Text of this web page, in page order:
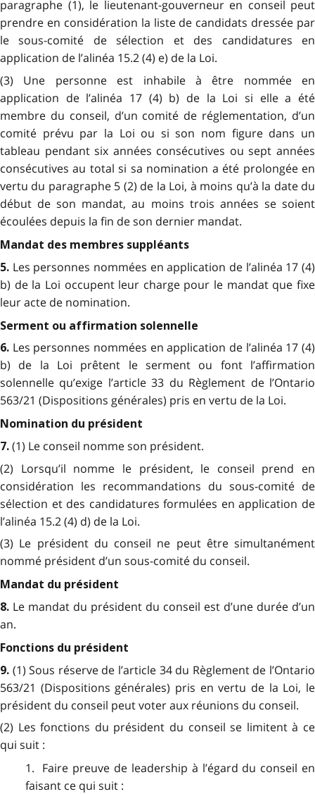
paragraphe (1), le lieutenant-gouverneur en conseil peut
prendre en considération la liste de candidats dressée par
le sous-comité de sélection et des candidatures en
application de l’alinéa 15.2 (4) e) de la Loi.
(3) Une personne est inhabile à être nommée en
application de l’alinéa 17 (4) b) de la Loi si elle a été
membre du conseil, d’un comité de réglementation, d’un
comité prévu par la Loi ou si son nom figure dans un
tableau pendant six années consécutives ou sept années
consécutives au total si sa nomination a été prolongée en
vertu du paragraphe 5 (2) de la Loi, à moins qu’à la date du
début de son mandat, au moins trois années se soient
écoulées depuis la fin de son dernier mandat.
Mandat des membres suppléants
5. Les personnes nommées en application de l’alinéa 17 (4)
b) de la Loi occupent leur charge pour le mandat que fixe
leur acte de nomination.
Serment ou affirmation solennelle
6. Les personnes nommées en application de l’alinéa 17 (4)
b) de la Loi prêtent le serment ou font l’affirmation
solennelle qu’exige l’article 33 du Règlement de l’Ontario
563/21 (Dispositions générales) pris en vertu de la Loi.
Nomination du président
7. (1) Le conseil nomme son président.
(2) Lorsqu’il nomme le président, le conseil prend en
considération les recommandations du sous-comité de
sélection et des candidatures formulées en application de
l’alinéa 15.2 (4) d) de la Loi.
(3) Le président du conseil ne peut être simultanément
nommé président d’un sous-comité du conseil.
Mandat du président
8. Le mandat du président du conseil est d’une durée d’un
an.
Fonctions du président
9. (1) Sous réserve de l’article 34 du Règlement de l’Ontario
563/21 (Dispositions générales) pris en vertu de la Loi, le
président du conseil peut voter aux réunions du conseil.
(2) Les fonctions du président du conseil se limitent à ce
qui suit :
1. Faire preuve de leadership à l’égard du conseil en
faisant ce qui suit :